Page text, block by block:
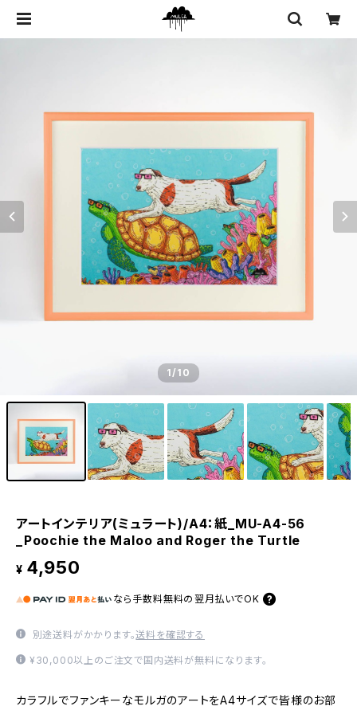
1/10
アートインテリア(ミュラート)/A4：紙_MU-A4-56
_Poochie the Maloo and Roger the Turtle
¥ 4,950
なら 手数料無料の 翌月払いでOK
別途送料がかかります。送料を確認する
¥30,000以上のご注文で国内送料が無料になります。
カラフルでファンキーなモルガのアートをA4サイズで皆様のお部